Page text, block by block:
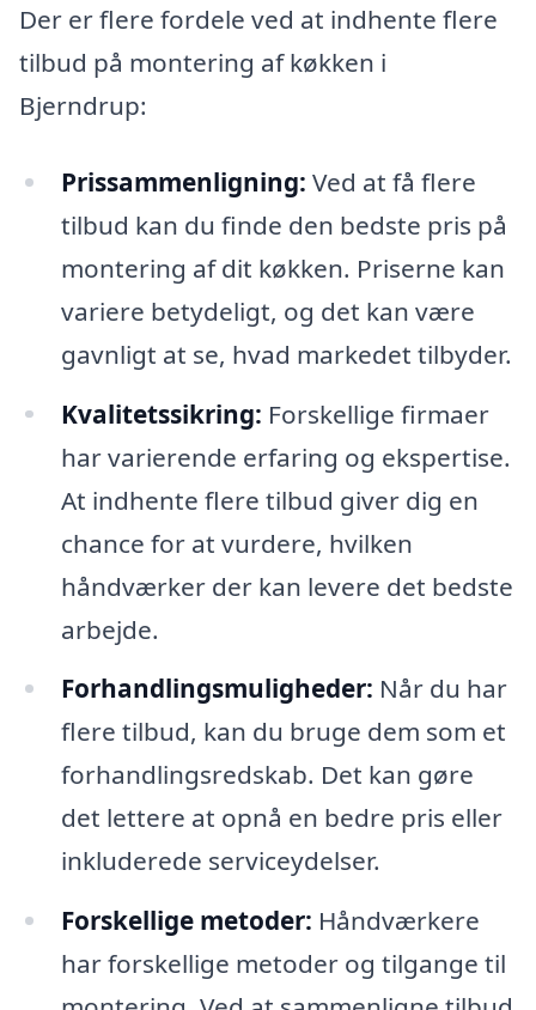
Der er flere fordele ved at indhente flere
tilbud på montering af køkken i
Bjerndrup:
Prissammenligning: Ved at få flere
tilbud kan du finde den bedste pris på
montering af dit køkken. Priserne kan
variere betydeligt, og det kan være
gavnligt at se, hvad markedet tilbyder.
Kvalitetssikring: Forskellige firmaer
har varierende erfaring og ekspertise.
At indhente flere tilbud giver dig en
chance for at vurdere, hvilken
håndværker der kan levere det bedste
arbejde.
Forhandlingsmuligheder: Når du har
flere tilbud, kan du bruge dem som et
forhandlingsredskab. Det kan gøre
det lettere at opnå en bedre pris eller
inkluderede serviceydelser.
Forskellige metoder: Håndværkere
har forskellige metoder og tilgange til